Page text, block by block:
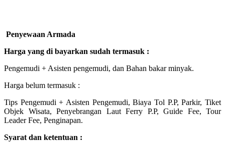
Penyewaan Armada
Harga yang di bayarkan sudah termasuk :
Pengemudi + Asisten pengemudi, dan Bahan bakar minyak.
Harga belum termasuk :
Tips Pengemudi + Asisten Pengemudi, Biaya Tol P.P, Parkir, Tiket
Objek Wisata, Penyebrangan Laut Ferry P.P, Guide Fee, Tour
Leader Fee, Penginapan.
Syarat dan ketentuan :